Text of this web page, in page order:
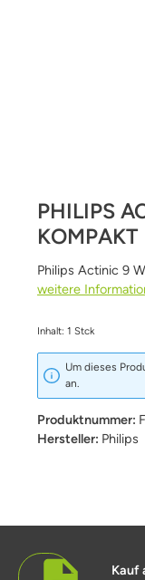
PHILIPS
KOMPAKT
Philips Actinic 9
weitere
Inhalt: 1 Stck
Um dieses
an.
Produktnummer:
Hersteller: Philips
Kauf